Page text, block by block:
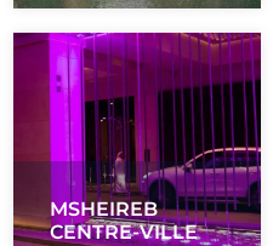
MSHEIREB
CENTRE-VILLE